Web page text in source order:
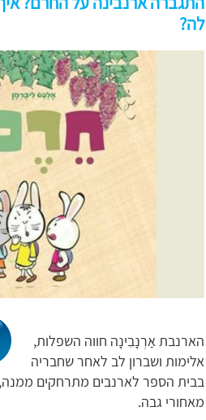
לה?
הארנבת אַרְנָבִינָה חווה השפלות,
אלימות ושברון לב לאחר שחבריה
בבית הספר לארנבים מתרחקים ממנה,
מאחורי גבה.